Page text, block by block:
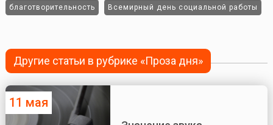
благотворительность Всемирный день социальной работы
Другие статьи в рубрике «Проза дня»
11 мая